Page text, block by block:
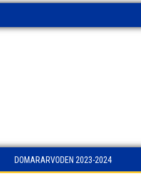
DOMARARVODEN 2023-2024